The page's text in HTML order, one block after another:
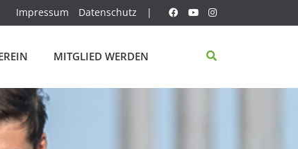
Impressum Datenschutz |
MITGLIED WERDEN